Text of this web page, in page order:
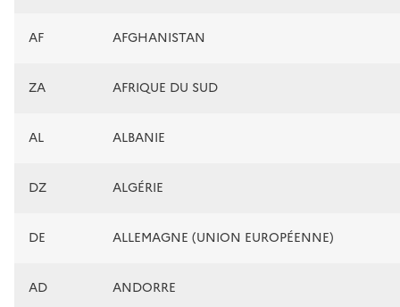
AF AFGHANISTAN
ZA AFRIQUE DU SUD
AL ALBANIE
DZ ALGÉRIE
DE ALLEMAGNE (UNION EUROPÉENNE)
AD ANDORRE